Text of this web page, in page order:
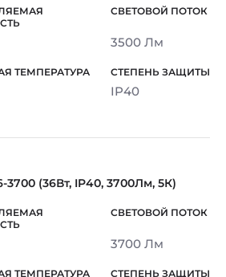
3500 Лм
IP40
3700 (36Вт, IP40, 3700Лм, 5К)
3700 Лм